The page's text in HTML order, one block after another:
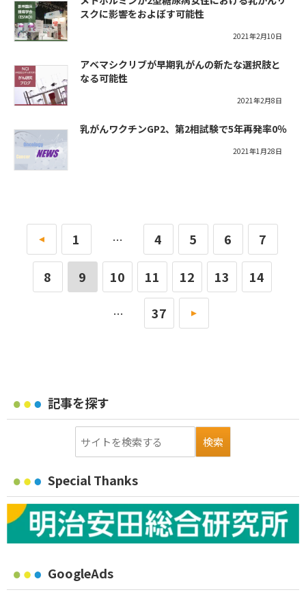
スクに影響をおよぼす可能性
2021年2月10日
アベマシクリブが早期乳がんの新たな選択肢と
なる可能性
2021年2月8日
乳がんワクチンGP2、第2相試験で5年再発率0％
2021年1月28日
« 1 … 4 5 6 7
8 9 10 11 12 13 14
… 37 »
記事を探す
Special Thanks
GoogleAds